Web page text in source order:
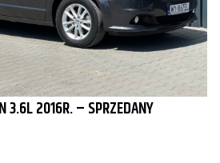
3.6L 2016R. – SPRZEDANY